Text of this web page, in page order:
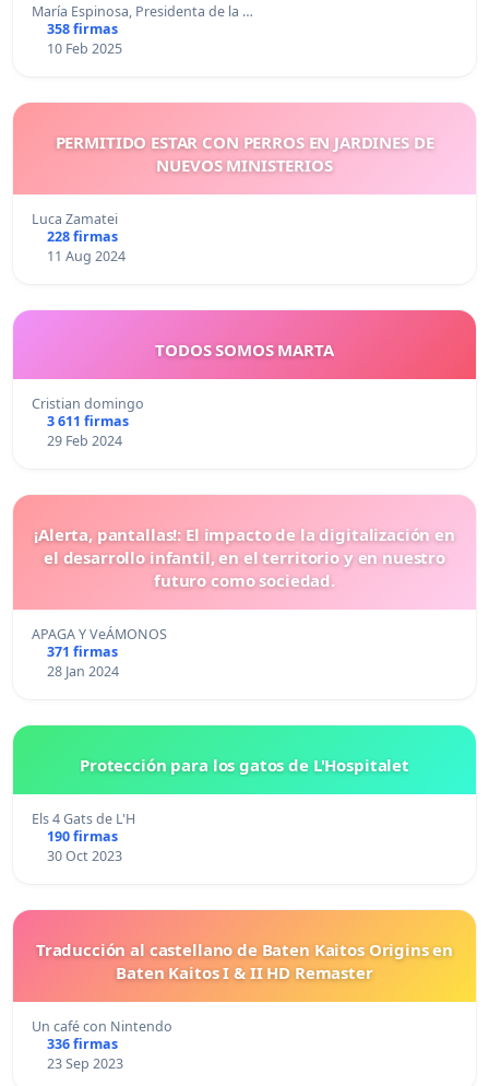
María Espinosa, Presidenta de la …
358 firmas
10 Feb 2025
PERMITIDO ESTAR CON PERROS EN JARDINES DE
NUEVOS MINISTERIOS
Luca Zamatei
228 firmas
11 Aug 2024
TODOS SOMOS MARTA
Cristian domingo
3 611 firmas
29 Feb 2024
¡Alerta, pantallas!: El impacto de la digitalización en
el desarrollo infantil, en el territorio y en nuestro
futuro como sociedad.
APAGA Y VeÁMONOS
371 firmas
28 Jan 2024
Protección para los gatos de L'Hospitalet
Els 4 Gats de L'H
190 firmas
30 Oct 2023
Traducción al castellano de Baten Kaitos Origins en
Baten Kaitos I & II HD Remaster
Un café con Nintendo
336 firmas
23 Sep 2023